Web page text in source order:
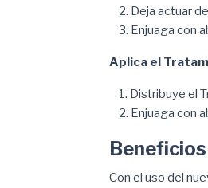
Deja actuar
Enjuaga con
Aplica el
Distribuye el
Enjuaga con
Con el uso del